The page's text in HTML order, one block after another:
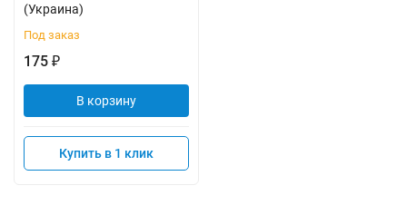
(Украина)
Под заказ
175 ₽
В корзину
Купить в 1 клик